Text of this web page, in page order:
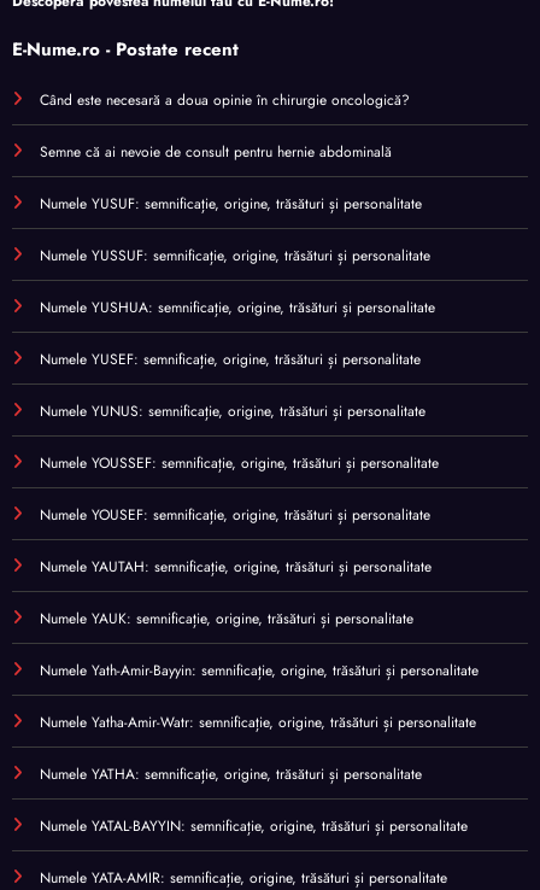
E-Nume.ro - Postate recent
Când este necesară a doua opinie în chirurgie oncologică?
Semne că ai nevoie de consult pentru hernie abdominală
Numele YUSUF: semnificație, origine, trăsături și personalitate
Numele YUSSUF: semnificație, origine, trăsături și personalitate
Numele YUSHUA: semnificație, origine, trăsături și personalitate
Numele YUSEF: semnificație, origine, trăsături și personalitate
Numele YUNUS: semnificație, origine, trăsături și personalitate
Numele YOUSSEF: semnificație, origine, trăsături și personalitate
Numele YOUSEF: semnificație, origine, trăsături și personalitate
Numele YAUTAH: semnificație, origine, trăsături și personalitate
Numele YAUK: semnificație, origine, trăsături și personalitate
Numele Yath-Amir-Bayyin: semnificație, origine, trăsături și personalitate
Numele Yatha-Amir-Watr: semnificație, origine, trăsături și personalitate
Numele YATHA: semnificație, origine, trăsături și personalitate
Numele YATAL-BAYYIN: semnificație, origine, trăsături și personalitate
Numele YATA-AMIR: semnificație, origine, trăsături și personalitate